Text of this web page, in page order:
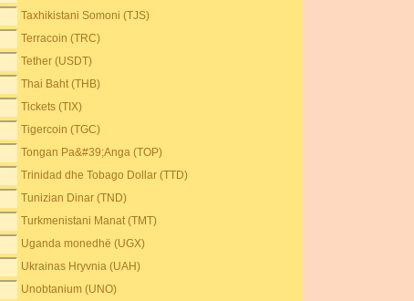
Taxhikistani Somoni (TJS)
Terracoin (TRC)
Tether (USDT)
Thai Baht (THB)
Tickets (TIX)
Tigercoin (TGC)
Tongan Pa&#39;Anga (TOP)
Trinidad dhe Tobago Dollar (TTD)
Tunizian Dinar (TND)
Turkmenistani Manat (TMT)
Uganda monedhë (UGX)
Ukrainas Hryvnia (UAH)
Unobtanium (UNO)